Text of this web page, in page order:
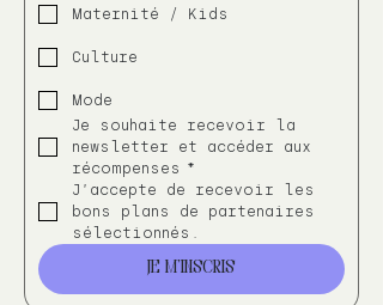
Maternité / Kids
Culture
Mode
Je souhaite recevoir la
newsletter et accéder aux
récompenses *
J’accepte de recevoir les
bons plans de partenaires
sélectionnés.
Je m'inscris